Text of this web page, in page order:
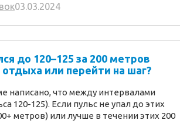
03.03.2024
до 120–125 за 200 метров
или перейти на шаг?
написано, что между интервалами
120-125). Если пульс не упал до этих
метров) или лучше в течении этих 200